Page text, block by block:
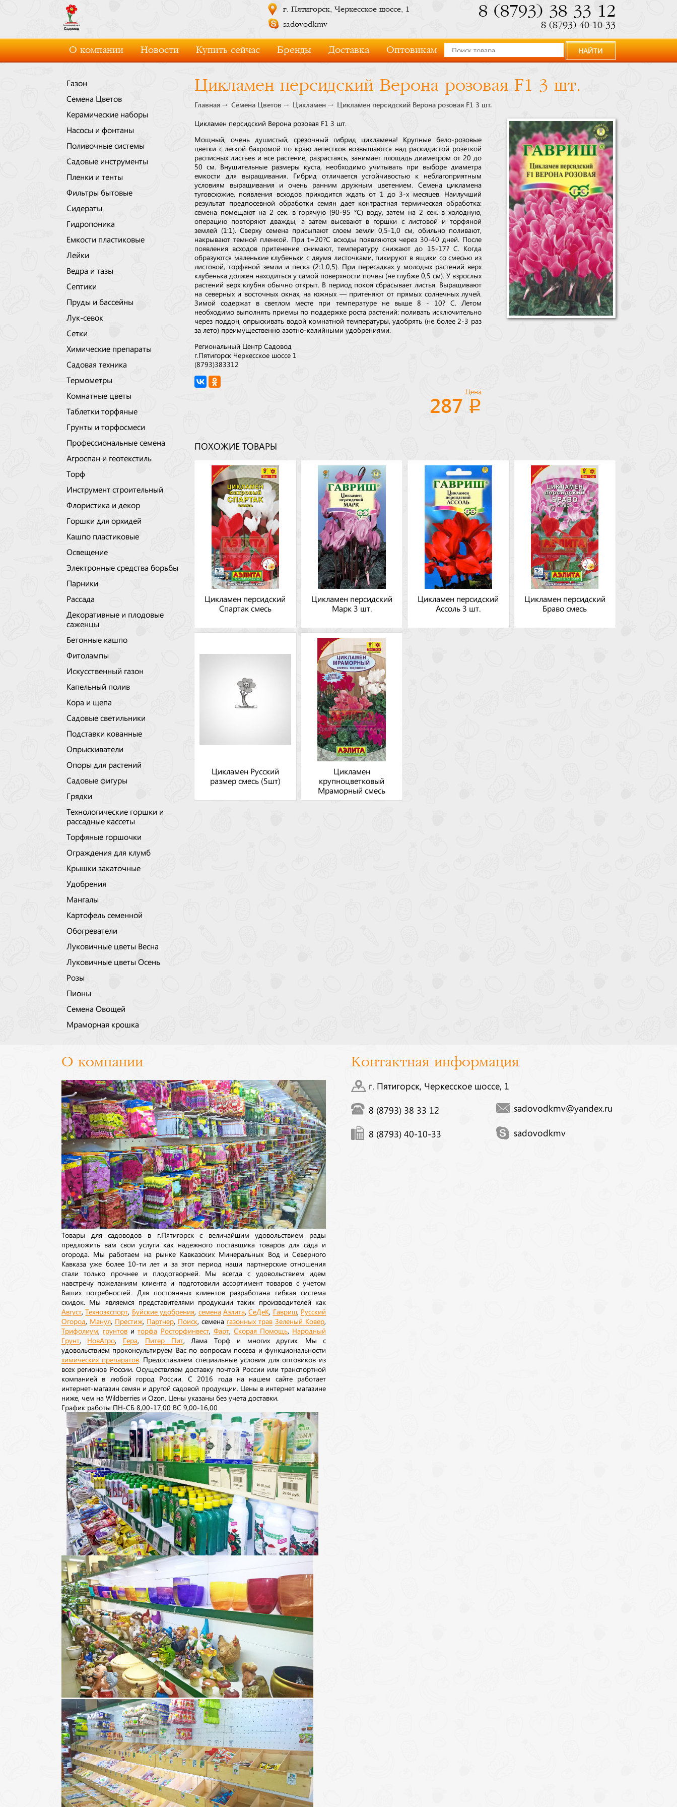
г. Пятигорск, Черкесское шоссе, 1
sadovodkmv
8 (8793) 38 33 12
8 (8793) 40-10-33
О компании Новости Купить сейчас Бренды Доставка Оптовикам НАЙТИ
Газон
Семена Цветов
Керамические наборы
Насосы и фонтаны
Поливочные системы
Садовые инструменты
Пленки и тенты
Фильтры бытовые
Сидераты
Гидропоника
Емкости пластиковые
Лейки
Ведра и тазы
Септики
Пруды и бассейны
Лук-севок
Сетки
Химические препараты
Садовая техника
Термометры
Комнатные цветы
Таблетки торфяные
Грунты и торфосмеси
Профессиональные семена
Агроспан и геотекстиль
Торф
Инструмент строительный
Флористика и декор
Горшки для орхидей
Кашпо пластиковые
Освещение
Электронные средства борьбы
Парники
Рассада
Декоративные и плодовые
саженцы
Бетонные кашпо
Фитолампы
Искусственный газон
Капельный полив
Кора и щепа
Садовые светильники
Подставки кованные
Опрыскиватели
Опоры для растений
Садовые фигуры
Грядки
Технологические горшки и
рассадные кассеты
Торфяные горшочки
Ограждения для клумб
Крышки закаточные
Удобрения
Мангалы
Картофель семенной
Обогреватели
Луковичные цветы Весна
Луковичные цветы Осень
Розы
Пионы
Семена Овощей
Мраморная крошка
Цикламен персидский Верона розовая F1 3 шт.
Главная Семена Цветов Цикламен Цикламен персидский Верона розовая F1 3 шт.
Цикламен персидский Верона розовая F1 3 шт.
Мощный, очень душистый, срезочный гибрид цикламена! Крупные бело-розовые
цветки с легкой бахромой по краю лепестков возвышаются над раскидистой розеткой
расписных листьев и все растение, разрастаясь, занимает площадь диаметром от 20 до
50 см. Внушительные размеры куста, необходимо учитывать при выборе диаметра
емкости для выращивания. Гибрид отличается устойчивостью к неблагоприятным
условиям выращивания и очень ранним дружным цветением. Семена цикламена
туговсхожие, появления всходов приходится ждать от 1 до 3-х месяцев. Наилучший
результат предпосевной обработки семян дает контрастная термическая обработка:
семена помещают на 2 сек. в горячую (90-95 °С) воду, затем на 2 сек. в холодную,
операцию повторяют дважды, а затем высевают в горшки с листовой и торфяной
землей (1:1). Сверху семена присыпают слоем земли 0,5-1,0 см, обильно поливают,
накрывают темной пленкой. При t=20?C всходы появляются через 30-40 дней. После
появления всходов притенение снимают, температуру снижают до 15-17? С. Когда
образуются маленькие клубеньки с двумя листочками, пикируют в ящики со смесью из
листовой, торфяной земли и песка (2:1:0,5). При пересадках у молодых растений верх
клубенька должен находиться у самой поверхности почвы (не глубже 0,5 см). У взрослых
растений верх клубня обычно открыт. В период покоя сбрасывает листья. Выращивают
на северных и восточных окнах, на южных — притеняют от прямых солнечных лучей.
Зимой содержат в светлом месте при температуре не выше 8 - 10? С. Летом
необходимо выполнять приемы по поддержке роста растений: поливать исключительно
через поддон, опрыскивать водой комнатной температуры, удобрять (не более 2-3 раз
за лето) преимущественно азотно-калийными удобрениями.
Региональный Центр Садовод
г.Пятигорск Черкесское шоссе 1
(8793)383312
Цена
287
ПОХОЖИЕ ТОВАРЫ
Цикламен персидский
Спартак смесь
Цикламен персидский
Марк 3 шт.
Цикламен персидский
Ассоль 3 шт.
Цикламен персидский
Браво смесь
Цикламен Русский
размер смесь (5шт)
Цикламен
крупноцветковый
Мраморный смесь
О компании
Товары для садоводов в г.Пятигорск с величайшим удовольствием рады
предложить вам свои услуги как надежного поставщика товаров для сада и
огорода. Мы работаем на рынке Кавказских Минеральных Вод и Северного
Кавказа уже более 10-ти лет и за этот период наши партнерские отношения
стали только прочнее и плодотворней. Мы всегда с удовольствием идем
навстречу пожеланиям клиента и подготовили ассортимент товаров с учетом
Ваших потребностей. Для постоянных клиентов разработана гибкая система
скидок. Мы являемся представителями продукции таких производителей как
Август ,Техноэкспорт Буйские удобрения семена Аэлита,СеДеК Гавриш Русский
Огород Манул Престиж Партнер Поиск , семена газонных трав Зеленый Ковер
Трифолиум грунтов иторфа Росторфинвест, Фарт, Скорая Помощь Народный
Грунт НовАгро Гера, Питер Пит, Лама Торф и многих других. Мы с
удовольствием проконсультируем Вас по вопросам посева и функциональности
химических препаратов. Предоставляем специальные условия для оптовиков из
всех регионов России. Осуществляем доставку почтой России или транспортной
компанией в любой город России. С 2016 года на нашем сайте работает
интернет-магазин семян и другой садовой продукции. Цены в интернет магазине
ниже, чем на Wildberries и Ozon. Цены указаны без учета доставки.
График работы ПН-СБ 8,00-17,00 ВС 9,00-16,00
Контактная информация
г. Пятигорск, Черкесское шоссе, 1
8 (8793) 38 33 12
8 (8793) 40-10-33
sadovodkmv@yandex.ru
sadovodkmv